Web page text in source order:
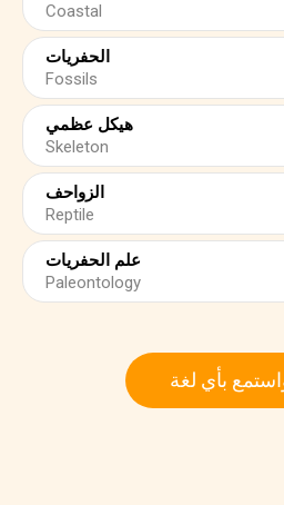
Coastal
الحفريات
Fossils
هيكل عظمي
Skeleton
الزواحف
Reptile
علم الحفريات
Paleontology
بأي لغة